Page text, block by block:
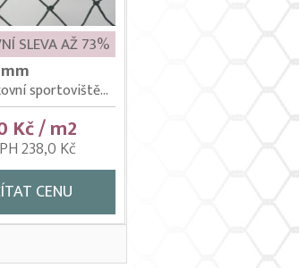
SLEVA AŽ 73%
sportoviště...
Kč / m2
238,0 Kč
CENU